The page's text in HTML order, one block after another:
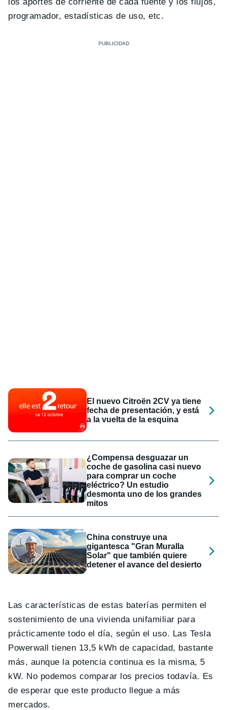
programador, estadísticas de uso, etc.
El nuevo Citroën 2CV ya tiene
fecha de presentación, y está
a la vuelta de la esquina
¿Compensa desguazar un
coche de gasolina casi nuevo
para comprar un coche
eléctrico? Un estudio
desmonta uno de los grandes
mitos
China construye una
gigantesca "Gran Muralla
Solar" que también quiere
detener el avance del desierto
Las características de estas baterías permiten el
sostenimiento de una vivienda unifamiliar para
prácticamente todo el día, según el uso. Las Tesla
Powerwall tienen 13,5 kWh de capacidad, bastante
más, aunque la potencia continua es la misma, 5
kW. No podemos comparar los precios todavía. Es
de esperar que este producto llegue a más
mercados.